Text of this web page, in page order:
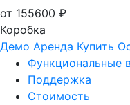
от 155600 ₽
Коробка
Демо Аренда Купить
Функциональные
Поддержка
Стоимость